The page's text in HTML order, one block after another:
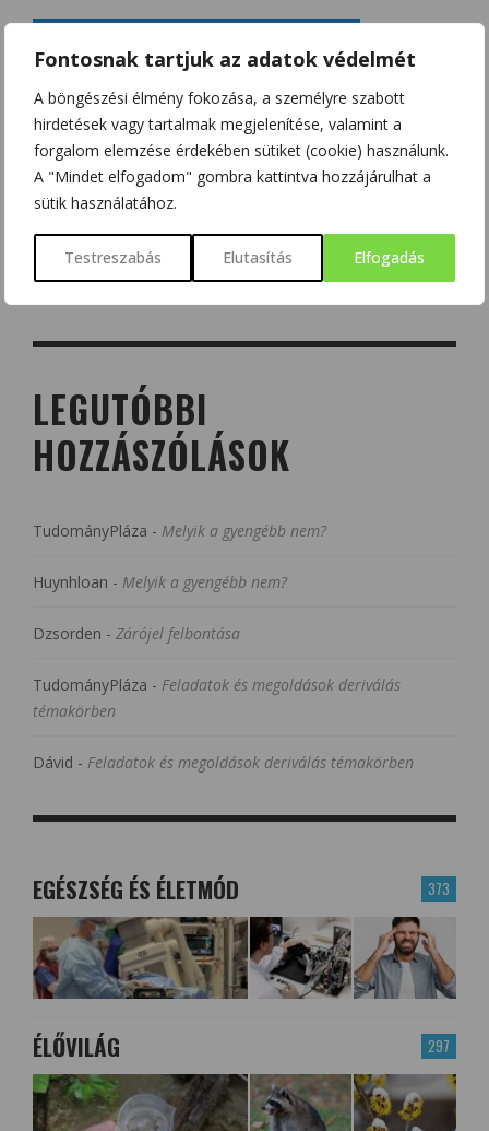
Fontosnak tartjuk az adatok védelmét
A böngészési élmény fokozása, a személyre szabott
hirdetések vagy tartalmak megjelenítése, valamint a
forgalom elemzése érdekében sütiket (cookie) használunk.
A "Mindet elfogadom" gombra kattintva hozzájárulhat a
sütik használatához.
Testreszabás Elutasítás Elfogadás
LEGUTÓBBI
HOZZÁSZÓLÁSOK
TudományPláza - Melyik a gyengébb nem?
Huynhloan - Melyik a gyengébb nem?
Dzsorden - Zárójel felbontása
TudományPláza - Feladatok és megoldások deriválás
témakörben
Dávid - Feladatok és megoldások deriválás témakörben
373
EGÉSZSÉG ÉS ÉLETMÓD
297
ÉLŐVILÁG